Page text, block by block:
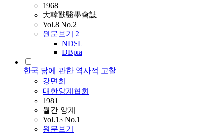
1968
大韓獸醫學會誌
Vol.8 No.2
원문보기 2
NDSL
DBpia
한국 닭에 관한 역사적 고찰
강면희
대한양계협회
1981
월간 양계
Vol.13 No.1
원문보기